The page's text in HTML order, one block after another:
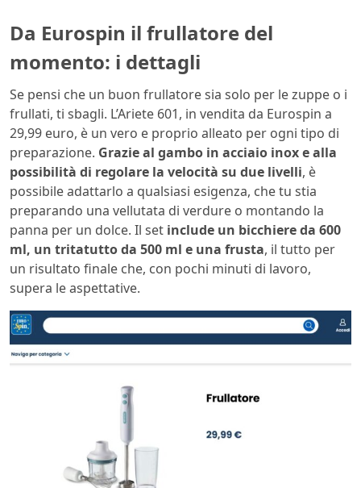
Da Eurospin il frullatore del
momento: i dettagli
Se pensi che un buon frullatore sia solo per le zuppe o i
frullati, ti sbagli. L’Ariete 601, in vendita da Eurospin a
29,99 euro, è un vero e proprio alleato per ogni tipo di
preparazione. Grazie al gambo in acciaio inox e alla
possibilità di regolare la velocità su due livelli, è
possibile adattarlo a qualsiasi esigenza, che tu stia
preparando una vellutata di verdure o montando la
panna per un dolce. Il set include un bicchiere da 600
ml, un tritatutto da 500 ml e una frusta, il tutto per
un risultato finale che, con pochi minuti di lavoro,
supera le aspettative.